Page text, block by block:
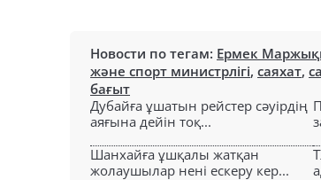
Новости по тегам: Ермек
және спорт министрлігі, саяхат,
бағыт
Дубайға ұшатын рейстер сәуірдің
аяғына дейін тоқ...
Шанхайға ұшқалы жатқан
жолаушылар нені ескеру кер...